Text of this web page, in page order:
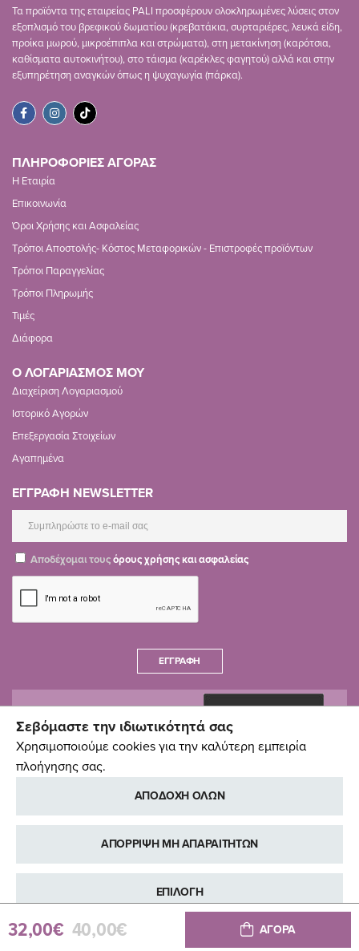
Τα προϊόντα της εταιρείας PALI προσφέρουν ολοκληρωμένες λύσεις στον
εξοπλισμό του βρεφικού δωματίου (κρεβατάκια, συρταριέρες, λευκά είδη,
προίκα μωρού, μικροέπιπλα και στρώματα), στη μετακίνηση (καρότσια,
καθίσματα αυτοκινήτου), στο τάισμα (καρέκλες φαγητού) αλλά και στην
εξυπηρέτηση αναγκών όπως η ψυχαγωγία (πάρκα).
ΠΛΗΡΟΦΟΡΙΕΣ ΑΓΟΡΑΣ
Η Εταιρία
Επικοινωνία
Όροι Χρήσης και Ασφαλείας
Τρόποι Αποστολής- Κόστος Μεταφορικών - Επιστροφές προϊόντων
Τρόποι Παραγγελίας
Τρόποι Πληρωμής
Τιμές
Διάφορα
Ο ΛΟΓΑΡΙΑΣΜΟΣ ΜΟΥ
Διαχείριση Λογαριασμού
Ιστορικό Αγορών
Επεξεργασία Στοιχείων
Αγαπημένα
ΕΓΓΡΑΦΗ NEWSLETTER
Αποδέχομαι τουςόρους χρήσης και ασφαλείας
ΕΓΓΡΑΦΉ
32,00€ 40,00€ ΑΓΟΡΑ
Σεβόμαστε την ιδιωτικότητά σας
Χρησιμοποιούμε cookies για την καλύτερη εμπειρία
πλοήγησης σας.
ΑΠΟΔΟΧΗ ΟΛΩΝ
ΑΠΟΡΡΙΨΗ ΜΗ ΑΠΑΡΑΙΤΗΤΩΝ
ΕΠΙΛΟΓΗ
ΠΕΡΙΣΣΟΤΕΡΕΣ ΠΛΗΡΟΦΟΡΙΕΣ